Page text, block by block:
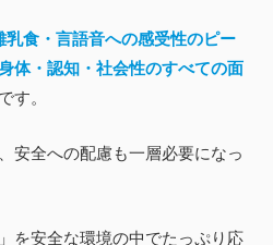
乳食・言語音への感受性のピー
体・認知・社会性のすべての面
です。
安全への配慮も一層必要になっ
を安全な環境の中でたっぷり応